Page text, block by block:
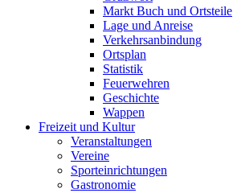
Markt Buch und Ortsteile
Lage und Anreise
Verkehrsanbindung
Ortsplan
Statistik
Feuerwehren
Geschichte
Wappen
Freizeit und Kultur
Veranstaltungen
Vereine
Sporteinrichtungen
Gastronomie